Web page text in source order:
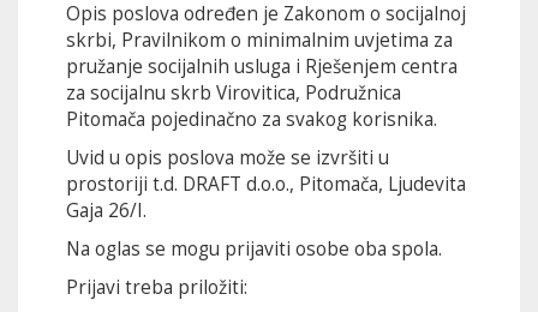
Opis poslova određen je Zakonom o socijalnoj
skrbi, Pravilnikom o minimalnim uvjetima za
pružanje socijalnih usluga i Rješenjem centra
za socijalnu skrb Virovitica, Podružnica
Pitomača pojedinačno za svakog korisnika.
Uvid u opis poslova može se izvršiti u
prostoriji t.d. DRAFT d.o.o., Pitomača, Ljudevita
Gaja 26/I.
Na oglas se mogu prijaviti osobe oba spola.
Prijavi treba priložiti: